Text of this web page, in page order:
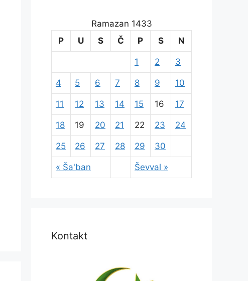
Ramazan 1433
P
U S Č P S N
« Ša'ban Ševval »
1 2 3
4 5 6 7 8 9 10
11 12 13 14 15 16 17
18 19 20 21 22 23 24
25 26 27 28 29 30
Kontakt